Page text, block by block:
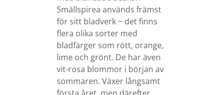
Smällspirea används främst
för sitt bladverk ~ det finns
flera olika sorter med
bladfärger som rött, orange,
lime och grönt. De har även
vit-rosa blommor i början av
sommaren. Växer långsamt